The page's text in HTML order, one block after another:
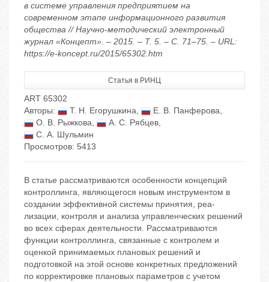
в системе управления предприятием на
современном этапе информационного развития
общества // Научно-методический электронный
журнал «Концепт». – 2015. – Т. 5. – С. 71–75. – URL:
https://e-koncept.ru/2015/65302.htm
Статья в РИНЦ
ART 65302
Авторы:
Т. Н. Егорушкина, Е. В. Панферова,
О. В. Рыжкова, А. С. Рябцев,
С. А. Шульмин
Просмотров: 5413
В статье рассматриваются особенности концепций
контроллинга, являющегося новым инструментом в
создании эффективной системы принятия, реа­
лизации, контроля и анализа управленческих решений
во всех сферах деятельности. Рассматриваются
функции контроллинга, связанные с контролем и
оценкой принимаемых плановых решений и
подготовкой на этой основе конкретных предложений
по корректировке плановых параметров с учетом